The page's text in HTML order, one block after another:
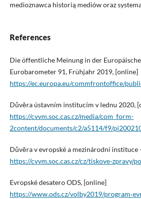
medioznawca historią mediów oraz
References
Die öffentliche Meinung in der
Eurobarometer 91, Frühjahr 2019, [online]
https://ec.europa.eu/commfrontoffice/
Důvěra ústavním institucím v lednu 2020,
https://cvvm.soc.cas.cz/media/com_form-
2content/documents/c2/a5114/f9/
Důvěra v evropské a mezinárodní instituce
https://cvvm.soc.cas.cz/cz/tiskove‑zpravy/
Evropské desatero ODS, [online]
https://www.ods.cz/volby2019/